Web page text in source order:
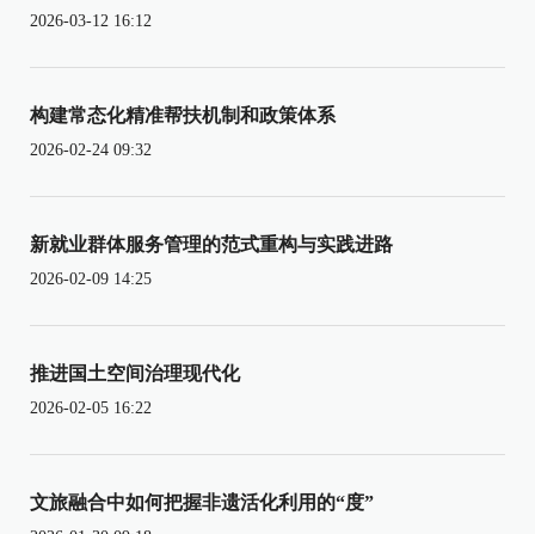
2026-03-12 16:12
构建常态化精准帮扶机制和政策体系
2026-02-24 09:32
新就业群体服务管理的范式重构与实践进路
2026-02-09 14:25
推进国土空间治理现代化
2026-02-05 16:22
文旅融合中如何把握非遗活化利用的“度”